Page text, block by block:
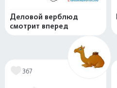
Деловой верблюд
смотрит вперед
367